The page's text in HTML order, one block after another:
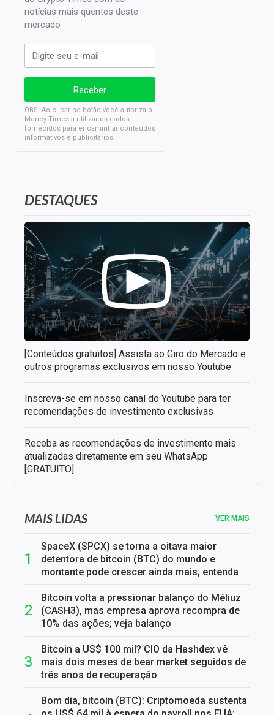
DESTAQUES
[Conteúdos gratuitos] Assista ao Giro do Mercado e
outros programas exclusivos em nosso Youtube
Inscreva-se em nosso canal do Youtube para ter
recomendações de investimento exclusivas
Receba as recomendações de investimento mais
atualizadas diretamente em seu WhatsApp
[GRATUITO]
notícias mais quentes deste
mercado
OBS: Ao clicar no botão você autoriza o
Money Times a utilizar os dados
fornecidos para encaminhar conteúdos
informativos e publicitários.
MAIS LIDAS VER MAIS
SpaceX (SPCX) se torna a oitava maior
detentora de bitcoin (BTC) do mundo e
montante pode crescer ainda mais; entenda
Bitcoin volta a pressionar balanço do Méliuz
(CASH3), mas empresa aprova recompra de
10% das ações; veja balanço
Bitcoin a US$ 100 mil? CIO da Hashdex vê
mais dois meses de bear market seguidos de
três anos de recuperação
Bom dia, bitcoin (BTC): Criptomoeda sustenta